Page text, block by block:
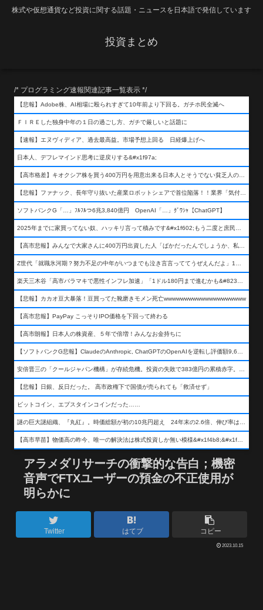
株式や仮想通貨など投資に関する話題・ニュースを日本語で発信しています
投資まとめ
/* プログラミング速報関連記事一覧表示 */
【悲報】Adobe株、AI相場に殴られすぎて10年前より下回る。ガチホ民全滅へ
ＦＩＲＥした独身中年の１日の過ごし方、ガチで厳しいと話題に
【速報】エヌヴィディア、過去最高益。市場予想上回る 日経爆上げへ
日本人、デフレマインド思考に逆戻りする&#x1f97a;
【高市格差】キオクシア株を買う400万円を用意出来る日本人とそうでない貧乏人の差が超広まるって事よ
【悲報】ファナック、長年守り抜いた産業ロボットシェアで首位陥落！！業界「気付いたら一気に抜かれていた…」
ソフトバンクG「…」ﾌﾙﾌﾙつ6兆3,840億円 OpenAI「…」ｸﾞﾜｼｬ【ChatGPT】
2025年までに家買ってない奴、ハッキリ言って積みです&#x1f602;もう二度と庶民が買える値段になりません&#x1f602;&#x1f602;&#x1f602;
【高市悲報】みんなで大家さんに400万円出資した人「ばかだったんでしょうか、私は&#x1f622;」
Z世代「就職氷河期？努力不足の中年がいつまでも泣き言言っててうぜえんだよ」1万いいね
楽天三木谷「高市バラマキで悪性インフレ加速」「1ドル180円まで進むかも&#8230;もう看過できない」
【悲報】カカオ豆大暴落！豆買ってた靴磨きモメン死亡wwwwwwwwwwwwwwwwwwww
【高市悲報】PayPay こっそりIPO価格を下回って終わる
【高市朗報】日本人の株資産、５年で倍増！みんなお金持ちに
【ソフトバンクG悲報】ClaudeのAnthropic, ChatGPTのOpenAIを逆転し評価額9,650億ドル (約154兆円) の世界一価値あるAI企業に……
安倍晋三の「クールジャパン機構」が存続危機。投資の失敗で383億円の累積赤字。2025年度決算も大赤字の可能性。責任の所在はウヤムヤ
【悲報】日銀、反日だった。 高市政権下で国債が売られても「救済せず」
ビットコイン、エプスタインコインだった……
謎の巨大謎組織、『丸紅』。時価総額が初の10兆円超え 24年末の2.6倍、伸び率は謎組織首位
【高市早苗】物価高の昨今、唯一の解決法は株式投資しか無い模様&#x1f4b8;&#x1f4b8;&#x1f4b8;
アラメダリサーチの衝撃的な告白；機密
音声でFTXユーザーの預金の不正使用が
明らかに
Twitter はてブ コピー
2023.10.15